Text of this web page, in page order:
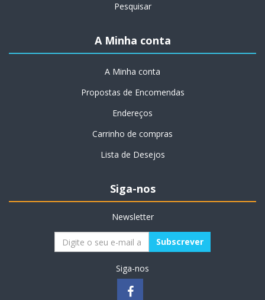
Pesquisar
A Minha conta
A Minha conta
Propostas de Encomendas
Endereços
Carrinho de compras
Lista de Desejos
Siga-nos
Newsletter
Siga-nos